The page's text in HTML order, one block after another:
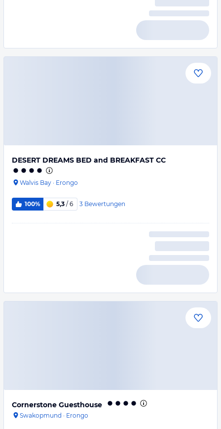
DESERT DREAMS BED and BREAKFAST CC
Walvis Bay · Erongo
100% 5,3 / 6 3 Bewertungen
Cornerstone Guesthouse
Swakopmund · Erongo